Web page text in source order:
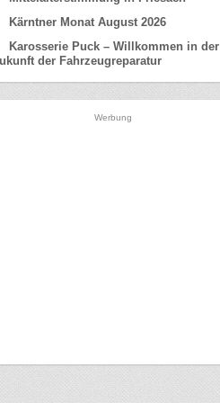
Kärntner Monat August 2026
Karosserie Puck – Willkommen in der
der Fahrzeugreparatur
Werbung